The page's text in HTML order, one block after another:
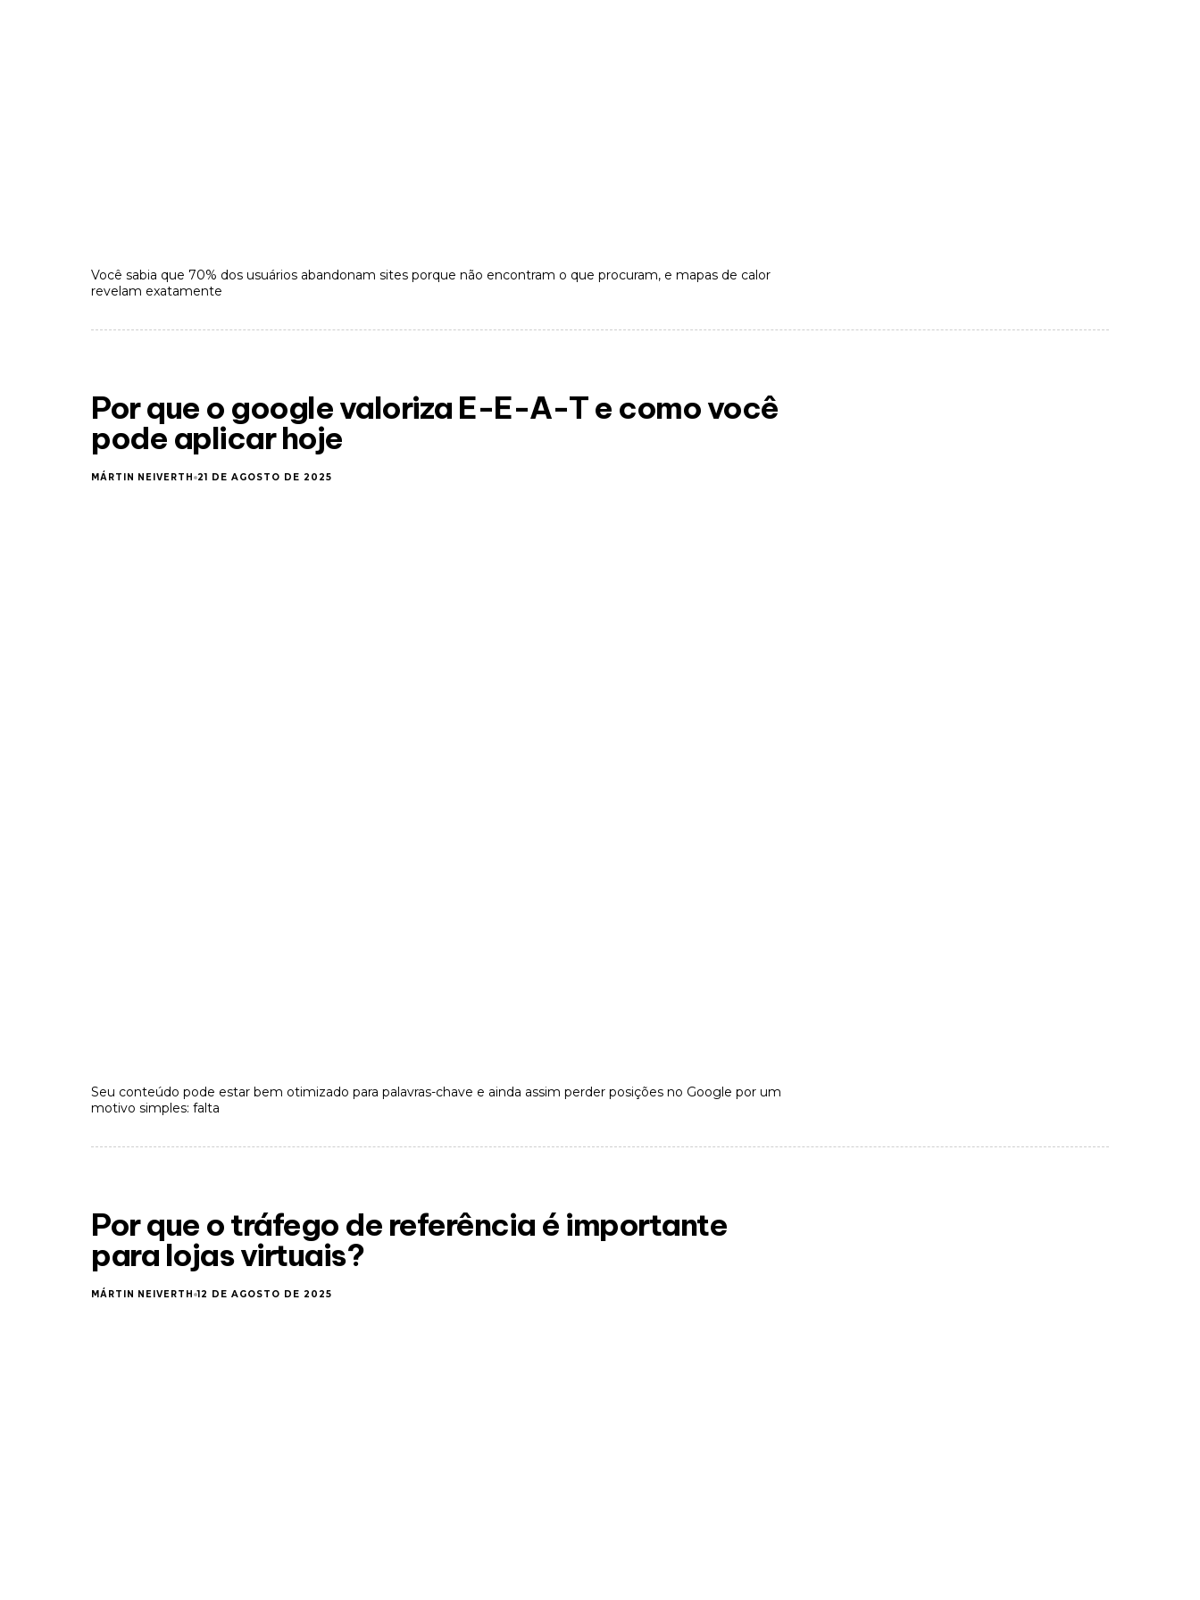
Você sabia que 70% dos usuários abandonam sites porque não encontram o que procuram, e mapas de calor
revelam exatamente
Por que o google valoriza E-E-A-T e como você
pode aplicar hoje
MÁRTIN NEIVERTH 21 DE AGOSTO DE 2025
Seu conteúdo pode estar bem otimizado para palavras-chave e ainda assim perder posições no Google por um
motivo simples: falta
Por que o tráfego de referência é importante
para lojas virtuais?
MÁRTIN NEIVERTH 12 DE AGOSTO DE 2025